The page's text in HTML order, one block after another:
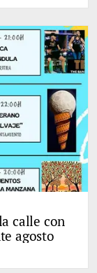
calle con
agosto